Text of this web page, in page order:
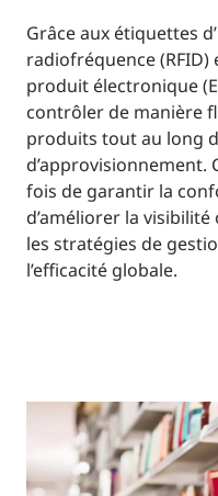
Grâce aux étiquettes
radiofréquence (RFID)
produit électronique
contrôler de manière
produits tout au long
d’approvisionnement.
fois de garantir la
d’améliorer la
les stratégies de
l’efficacité globale.